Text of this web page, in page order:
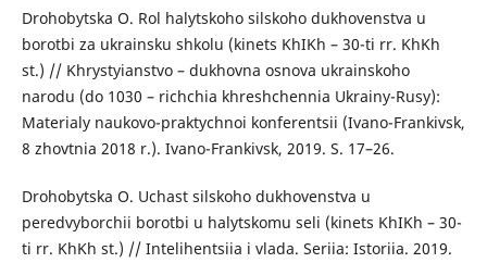
Drohobytska O. Rol halytskoho silskoho dukhovenstva u
borotbi za ukrainsku shkolu (kinets KhIKh – 30-ti rr. KhKh
st.) // Khrystyianstvo – dukhovna osnova ukrainskoho
narodu (do 1030 – richchia khreshchennia Ukrainy-Rusy):
Materialy naukovo-praktychnoi konferentsii (Ivano-Frankivsk,
8 zhovtnia 2018 r.). Ivano-Frankivsk, 2019. S. 17–26.
Drohobytska O. Uchast silskoho dukhovenstva u
peredvyborchii borotbi u halytskomu seli (kinets KhIKh – 30-
ti rr. KhKh st.) // Intelihentsiia i vlada. Seriia: Istoriia. 2019.